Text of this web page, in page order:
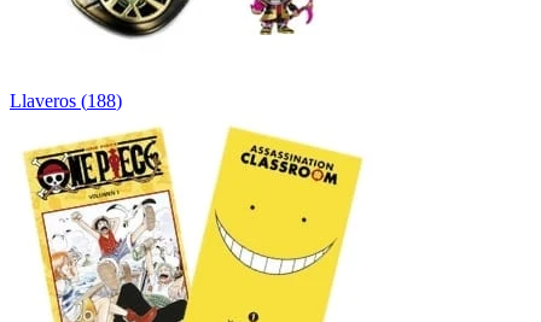
Llaveros (188)